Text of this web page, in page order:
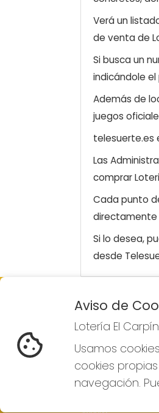
Verá un
de venta de
Si busca un
indicándole
Además de
juegos
telesuerte.es
Las
comprar
Cada punto
directamente
Si lo desea,
desde
LOTERÍA EL
¿Quiénes somos?
Resultados
Contacto
Empresas
Peñas
Aviso de
Lotería El
Usamos
cookies
navegación.